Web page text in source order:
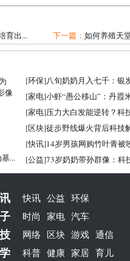
育出... 下一篇： 如何养殖天
...
[环保]八旬奶奶月入七千：银
[家电]小虾“愚公移山”：丹霞
[家电]压力大白发能逆转？科
[区块]徒步野线爆火背后科技
[快讯]14岁男孩网购竹叶青被
[公益]73岁奶奶带孙群像：科
快讯 公益 环保
时尚 家电 汽车
网络 区块 游戏 通信
科普 健康 家居 育儿